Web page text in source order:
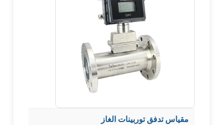
مقياس تدفق توربينات الغاز